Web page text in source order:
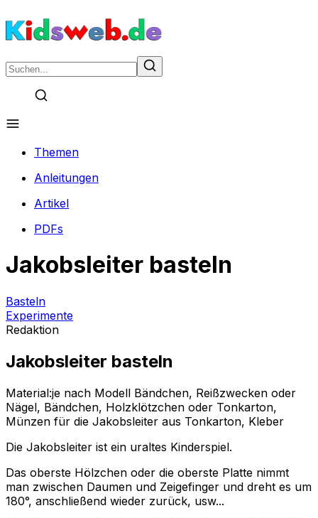
Themen
Anleitungen
Artikel
PDFs
Jakobsleiter basteln
Basteln
Experimente
Redaktion
Jakobsleiter basteln
Material:je nach Modell Bändchen, Reißzwecken oder
Nägel, Bändchen, Holzklötzchen oder Tonkarton,
Münzen für die Jakobsleiter aus Tonkarton, Kleber
Die Jakobsleiter ist ein uraltes Kinderspiel.
Das oberste Hölzchen oder die oberste Platte nimmt
man zwischen Daumen und Zeigefinger und dreht es um
180°, anschließend wieder zurück, usw...